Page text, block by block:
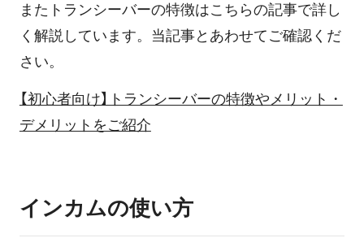
またトランシーバーの特徴はこちらの記事で詳し
く解説しています。当記事とあわせてご確認くだ
さい。
【初心者向け】トランシーバーの特徴やメリット・
デメリットをご紹介
インカムの使い方